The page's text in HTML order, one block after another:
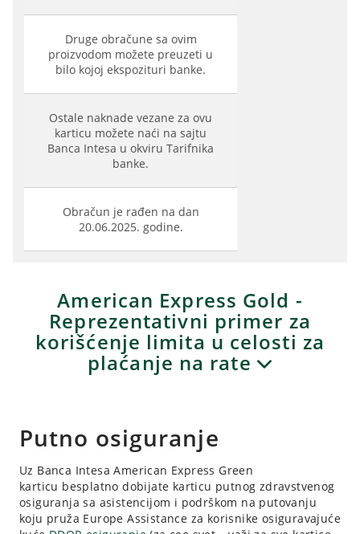
Druge obračune sa ovim
proizvodom možete preuzeti u
bilo kojoj ekspozituri banke.
Ostale naknade vezane za ovu
karticu možete naći na sajtu
Banca Intesa u okviru Tarifnika
banke.
Obračun je rađen na dan
20.06.2025. godine.
American Express Gold -
Reprezentativni primer za
korišćenje limita u celosti za
plaćanje na rate
Putno osiguranje
Uz Banca Intesa American Express Green
karticu besplatno dobijate karticu putnog zdravstvenog
osiguranja sa asistencijom i podrškom na putovanju
koju pruža Europe Assistance za korisnike osiguravajuće